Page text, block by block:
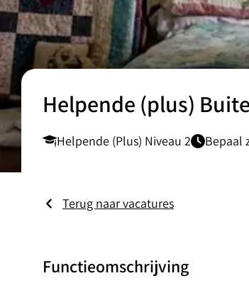
Helpende (plus)
Helpende (Plus) Niveau 2 Bepaal
Terug naar vacatures
Functieomschrijving